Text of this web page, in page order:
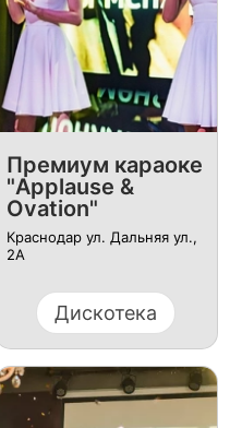
Премиум караоке
"Applause &
Ovation"
Краснодар ул. Дальняя ул.,
2А
Дискотека